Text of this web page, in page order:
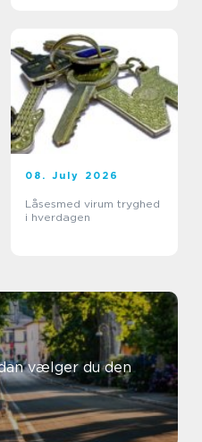
08. July 2026
Låsesmed virum tryghed
i hverdagen
vælger du den